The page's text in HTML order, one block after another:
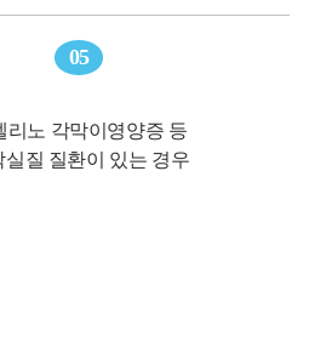
05
리노 각막이영양증 등
실질 질환이 있는 경우